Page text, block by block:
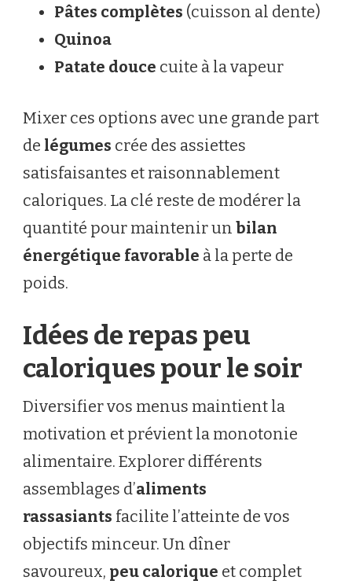
Pâtes complètes (cuisson al dente)
Quinoa
Patate douce cuite à la vapeur
Mixer ces options avec une grande part
de légumes crée des assiettes
satisfaisantes et raisonnablement
caloriques. La clé reste de modérer la
quantité pour maintenir un bilan
énergétique favorable à la perte de
poids.
Idées de repas peu
caloriques pour le soir
Diversifier vos menus maintient la
motivation et prévient la monotonie
alimentaire. Explorer différents
assemblages d’aliments
rassasiants facilite l’atteinte de vos
objectifs minceur. Un dîner
savoureux, peu calorique et complet